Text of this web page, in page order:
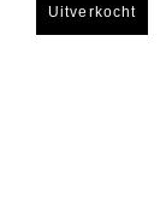
Uitverkocht